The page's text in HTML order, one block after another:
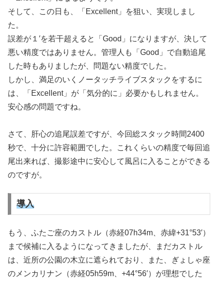
そして、この日も、「Excellent」を狙い、実現しまし
た。
誤差が１′を若干超えると「Good」になりますが、決して
悪い精度ではありません。管理人も「Good」で自動追尾
した時もありましたが、問題ない精度でした。
しかし、満足のいくノータッチライブスタックをするに
は、「Excellent」が「気分的に」必要かもしれません。
安心感の問題ですね。
さて、肝心の追尾誤差ですが、今回総スタック時間2400
秒で、十分に許容範囲でした。これくらいの精度で毎回追
尾出来れば、撮影途中に安心して風呂に入ることができる
のですが。
導入
もう、ふたご座のカストル（赤経07h34m、赤緯+31°53′）
まで候補に入るようになってきましたが、まだカストル
は、近所の公園の木立に遮られており、また、ぎょしゃ座
のメンカリナン（赤経05h59m、+44°56′）が理想でした